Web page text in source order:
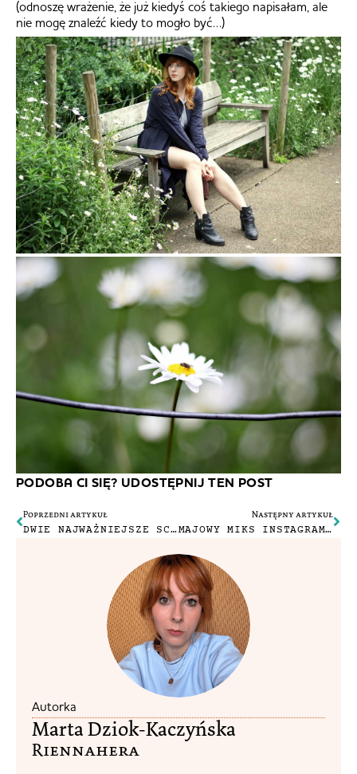
(odnoszę wrażenie, że już kiedyś coś takiego napisałam, ale
nie mogę znaleźć kiedy to mogło być…)
PODOBA CI SIĘ? UDOSTĘPNIJ TEN POST
Poprzedni artykuł
DWIE NAJWAŻNIEJSZE SCENY FILMOWE MOJEGO ŻYCIA
Następny artykuł
MAJOWY MIKS INSTAGRAMOWY
Autorka
Marta Dziok-Kaczyńska
Riennahera​